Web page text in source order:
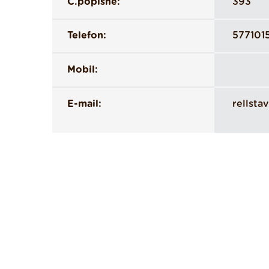
Telefon:
Mobil:
E-mail: